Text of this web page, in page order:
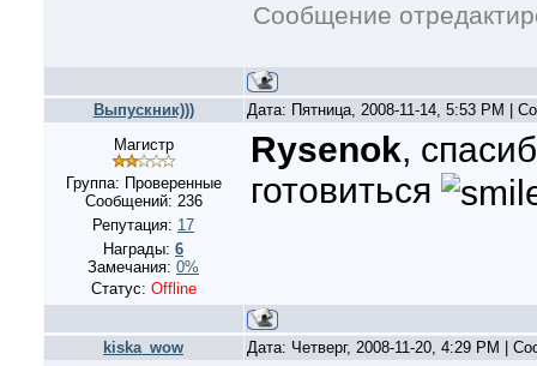
Сообщение
Выпускник)))
Дата: Пятница, 2008-11-14, 5:53 PM |
Магистр
Группа: Проверенные
Сообщений: 236
Репутация: 17
Награды: 6
Замечания: 0%
Статус: Offline
Rysenok,
готовиться
kiska_wow
Дата: Четверг, 2008-11-20, 4:29 PM |